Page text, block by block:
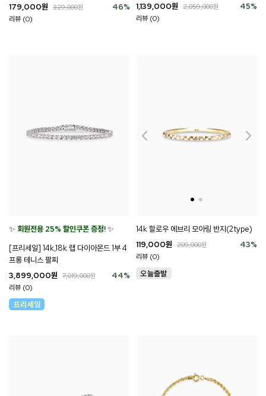
46%
179,000원 329,000원
리뷰 (0)
45%
1,139,000원 2,059,000원
리뷰 (0)
✨ 회원전용 25% 할인쿠폰 증정!✨
[프리세일] 14k,18k 랩 다이아몬드 1부 4
프롱 테니스 팔찌
44%
3,899,000원 7,019,000원
리뷰 (0)
14k 할로우 에브리 모아링 반지(2type)
43%
119,000원 209,000원
리뷰 (0)